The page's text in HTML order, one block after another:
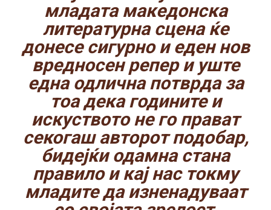
младата македонска
литературна сцена ќе
донесе сигурно и еден нов
вредносен репер и уште
една одлична потврда за
тоа дека годините и
искуството не го прават
секогаш авторот подобар,
бидејќи одамна стана
правило и кај нас токму
младите да изненадуваат